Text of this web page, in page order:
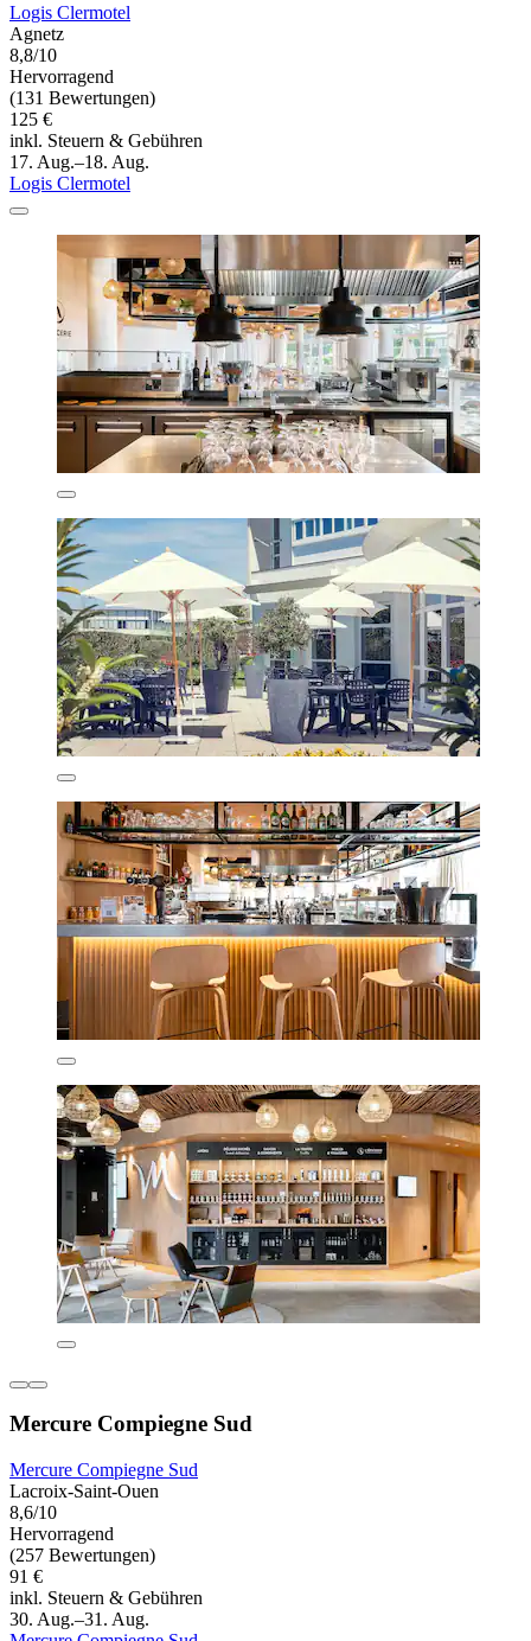
Logis Clermotel
Agnetz
8,8/10
Hervorragend
(131 Bewertungen)
125 €
inkl. Steuern & Gebühren
17. Aug.–18. Aug.
Logis Clermotel
Mercure Compiegne Sud
Mercure Compiegne Sud
Lacroix-Saint-Ouen
8,6/10
Hervorragend
(257 Bewertungen)
91 €
inkl. Steuern & Gebühren
30. Aug.–31. Aug.